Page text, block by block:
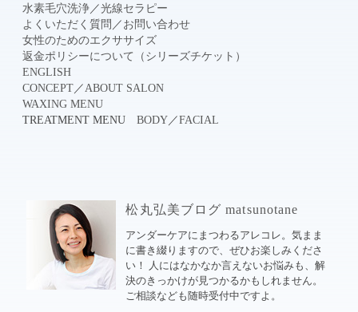
水素毛穴洗浄／光線セラピー
よくいただく質問 ／ お問い合わせ
女性のためのエクササイズ
返金ポリシーについて（シリーズチケット）
ENGLISH
CONCEPT／ABOUT SALON
WAXING MENU
TREATMENT MENUBODY／FACIAL
松丸弘美ブログ matsunotane
アンダーケアにまつわるアレコレ。気まま
に書き綴りますので、ぜひお楽しみくださ
い！ 人にはなかなか言えないお悩みも、解
決のきっかけが見つかるかもしれません。
ご相談なども随時受付中ですよ。